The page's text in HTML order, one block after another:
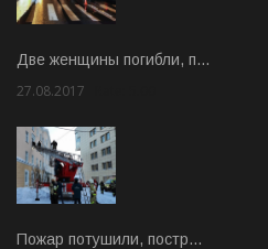
Две женщины погибли, п…
27.08.2017
Пожар потушили, постр…